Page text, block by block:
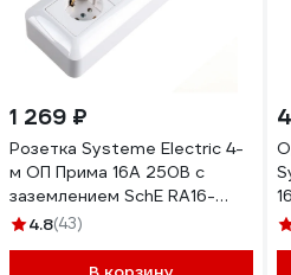
1 269 ₽
Розетка Systeme Electric 4-
м ОП Прима 16А 250В с
заземлением SchE RA16-
411M-BI 285465
4.8(43)